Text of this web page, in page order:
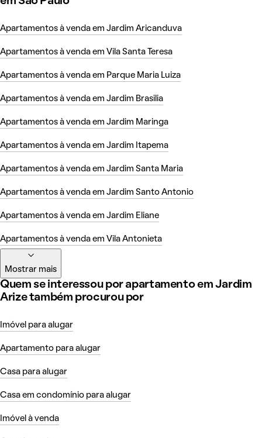
Apartamentos à venda em Jardim Aricanduva
Apartamentos à venda em Vila Santa Teresa
Apartamentos à venda em Parque Maria Luiza
Apartamentos à venda em Jardim Brasilia
Apartamentos à venda em Jardim Maringa
Apartamentos à venda em Jardim Itapema
Apartamentos à venda em Jardim Santa Maria
Apartamentos à venda em Jardim Santo Antonio
Apartamentos à venda em Jardim Eliane
Apartamentos à venda em Vila Antonieta
Mostrar mais
Quem se interessou por apartamento em Jardim
Arize também procurou por
Imóvel para alugar
Apartamento para alugar
Casa para alugar
Casa em condomínio para alugar
Imóvel à venda